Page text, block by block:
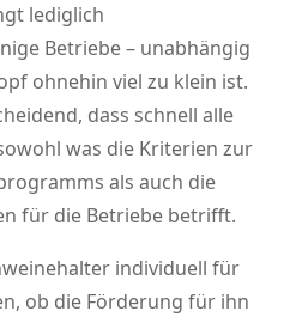
lediglich
Betriebe – unabhängig
ohnehin viel zu klein ist.
dass schnell alle
was die Kriterien zur
als auch die
für die Betriebe betrifft.
individuell für
ob die Förderung für ihn